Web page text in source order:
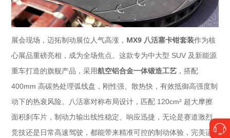
展会现场，迈拓制动展位人气高涨， MX9 八活塞卡钳套装作为核
心展品重磅亮相，成为全场焦点。这款专为中大型 SUV 及新能源
重车打造的旗舰产品，采用航空铝合金一体锻造工艺 ，搭配
400mm 高碳热处理弧线盘，刚性强、散热快，有效抵御高强度制
动下的热衰风险。八活塞对称布局设计，匹配 120cm² 超大摩擦
面积刹车片，制动力输出线性稳定、响应迅捷，无论是赛道激烈
竞技还是日常高速驾驶，都能带来精准可控的制动体验，完美适